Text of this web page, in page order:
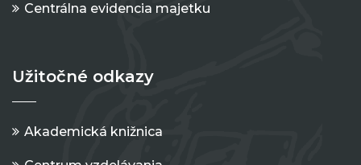
Centrálna evidencia majetku
Užitočné odkazy
Akademická knižnica